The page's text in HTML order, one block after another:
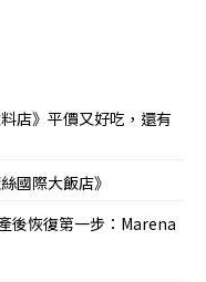
店》平價又好吃，還有
國際大飯店》
後恢復第一步：Marena